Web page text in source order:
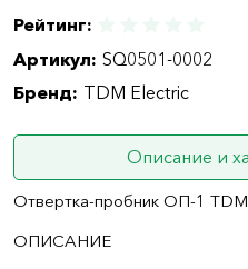
Рейтинг:
Артикул: SQ0501-0002
Бренд: TDM Electric
Описание и
Отвертка-пробник ОП-1 TDM
ОПИСАНИЕ